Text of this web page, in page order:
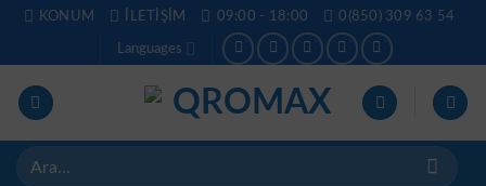
İçeriğeKONUM İLETIŞIM 09:00 - 18:00 0(850) 309 63 54
Languages
Ara: